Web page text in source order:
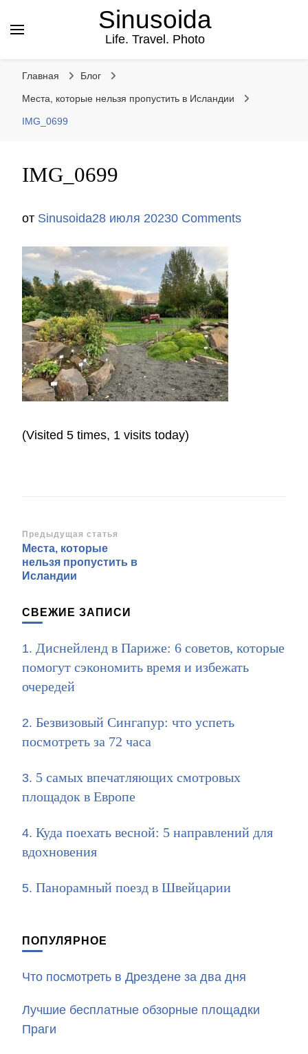
Sinusoida
Life. Travel. Photo
Главная Блог
Места, которые нельзя пропустить в Исландии
IMG_0699
IMG_0699
от Sinusoida28 июля 20230 Comments
(Visited 5 times, 1 visits today)
Навигация
по
записям
Предыдущая статья
Места, которые
нельзя пропустить в
Исландии
СВЕЖИЕ ЗАПИСИ
Диснейленд в Париже: 6 советов, которые
помогут сэкономить время и избежать
очередей
Безвизовый Сингапур: что успеть
посмотреть за 72 часа
5 самых впечатляющих смотровых
площадок в Европе
Куда поехать весной: 5 направлений для
вдохновения
Панорамный поезд в Швейцарии
ПОПУЛЯРНОЕ
Что посмотреть в Дрездене за два дня
Лучшие бесплатные обзорные площадки
Праги